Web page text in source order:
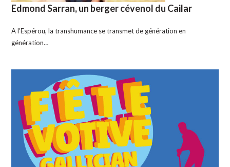
Edmond Sarran, un berger cévenol du Cailar
A l’Espérou, la transhumance se transmet de génération en
génération…